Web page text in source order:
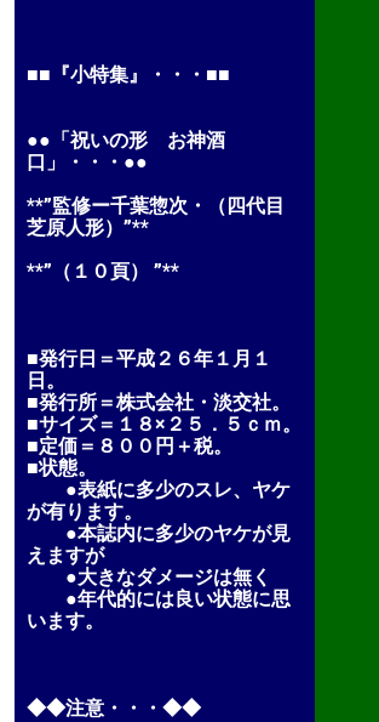
■■『小特集』・・・■■
●●「祝いの形 お神酒
口」・・・●●
**”監修ー千葉惣次・（四代目
芝原人形）”**
**”（１０頁） ”**
■発行日＝平成２６年１月１
日。
■発行所＝株式会社・淡交社。
■サイズ＝１８×２５．５ｃｍ。
■定価＝８００円＋税。
■状態。
●表紙に多少のスレ、ヤケ
が有ります。
●本誌内に多少のヤケが見
えますが
●大きなダメージは無く
●年代的には良い状態に思
います。
◆◆注意・・・◆◆